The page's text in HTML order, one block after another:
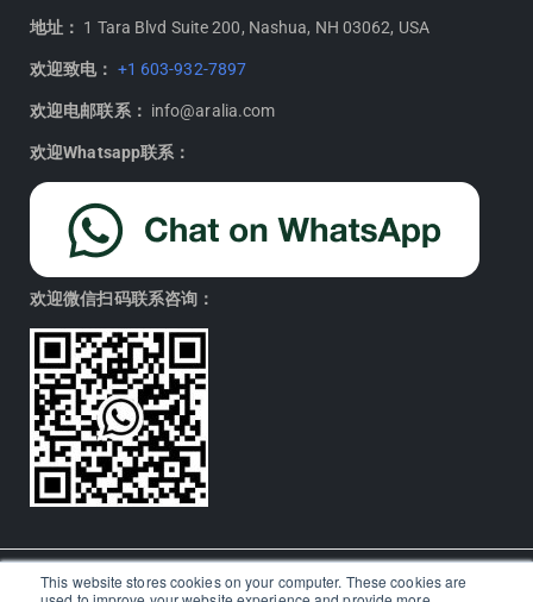
This website stores cookies on your computer. These cookies are
地址： 1 Tara Blvd Suite 200, Nashua, NH 03062, USA
欢迎致电： +1 603-932-7897
欢迎电邮联系： info@aralia.com
欢迎Whatsapp联系：
欢迎微信扫码联系咨询：